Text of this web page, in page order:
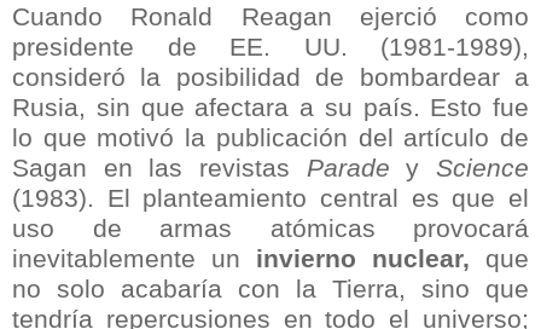
Cuando Ronald Reagan ejerció como
presidente de EE. UU. (1981-1989),
consideró la posibilidad de bombardear a
Rusia, sin que afectara a su país. Esto fue
lo que motivó la publicación del artículo de
Sagan en las revistas Paradey Science
(1983). El planteamiento central es que el
uso de armas atómicas provocará
inevitablemente un invierno nuclear, que
no solo acabaría con la Tierra, sino que
tendría repercusiones en todo el universo;